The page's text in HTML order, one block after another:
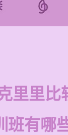
里里比
班有哪